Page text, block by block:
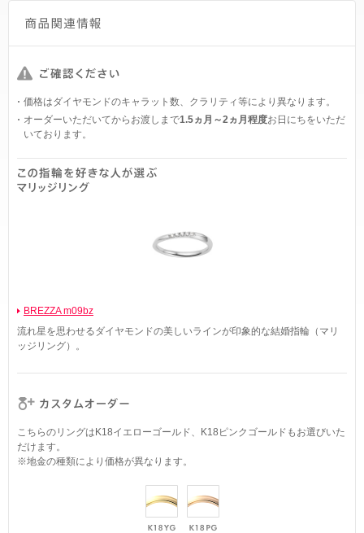
価格はダイヤモンドのキャラット数、クラリティ等により異なります。
オーダーいただいてからお渡しまで1.5ヵ月～2ヵ月程度お日にちをいただ
いております。
BREZZA m09bz
流れ星を思わせるダイヤモンドの美しいラインが印象的な結婚指輪（マリ
ッジリング）。
こちらのリングはK18イエローゴールド、K18ピンクゴールドもお選びいた
だけます。
※地金の種類により価格が異なります。